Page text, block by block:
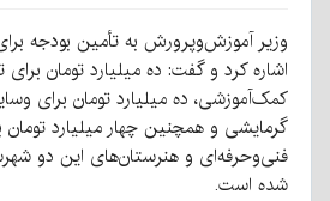
وزیر آموزش‌وپرورش به تأمین بودجه
اشاره کرد و گفت: ده میلیارد تومان
کمک‌آموزشی، ده میلیارد تومان برای
گرمایشی و همچنین چهار میلیارد
فنی‌وحرفه‌ای و هنرستان‌های این دو
شده است.